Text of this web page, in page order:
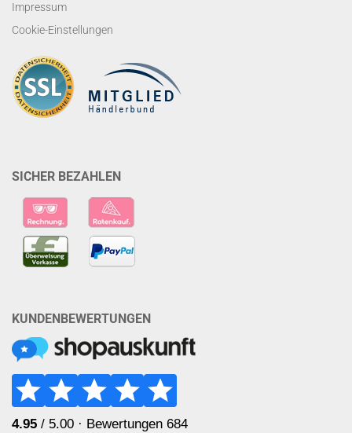
Impressum
Cookie-Einstellungen
SICHER BEZAHLEN
KUNDENBEWERTUNGEN